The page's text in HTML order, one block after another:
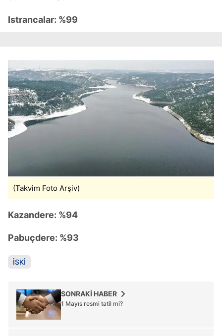
Istrancalar: %99
(Takvim Foto Arşiv)
Kazandere: %94
Pabuçdere: %93
İSKİ
SONRAKİ HABER
1 Mayıs resmi tatil mi?